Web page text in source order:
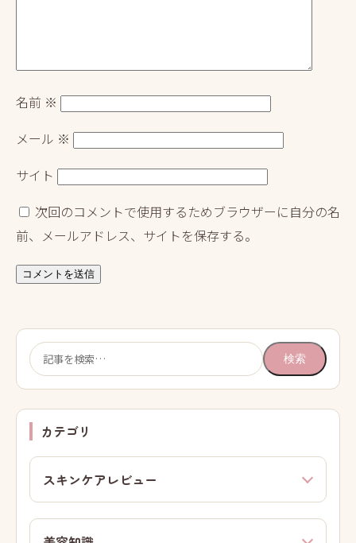
名前 ※
メール ※
サイト
次回のコメントで使用するためブラウザーに自分の名
前、メールアドレス、サイトを保存する。
検
索:
検索
カテゴリ
スキンケアレビュー